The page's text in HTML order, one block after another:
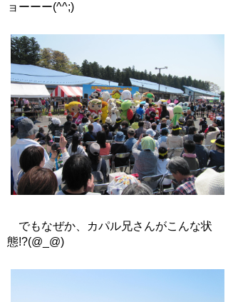
ョーーー(^^;)
でもなぜか、カパル兄さんがこんな状
態!?(@_@)